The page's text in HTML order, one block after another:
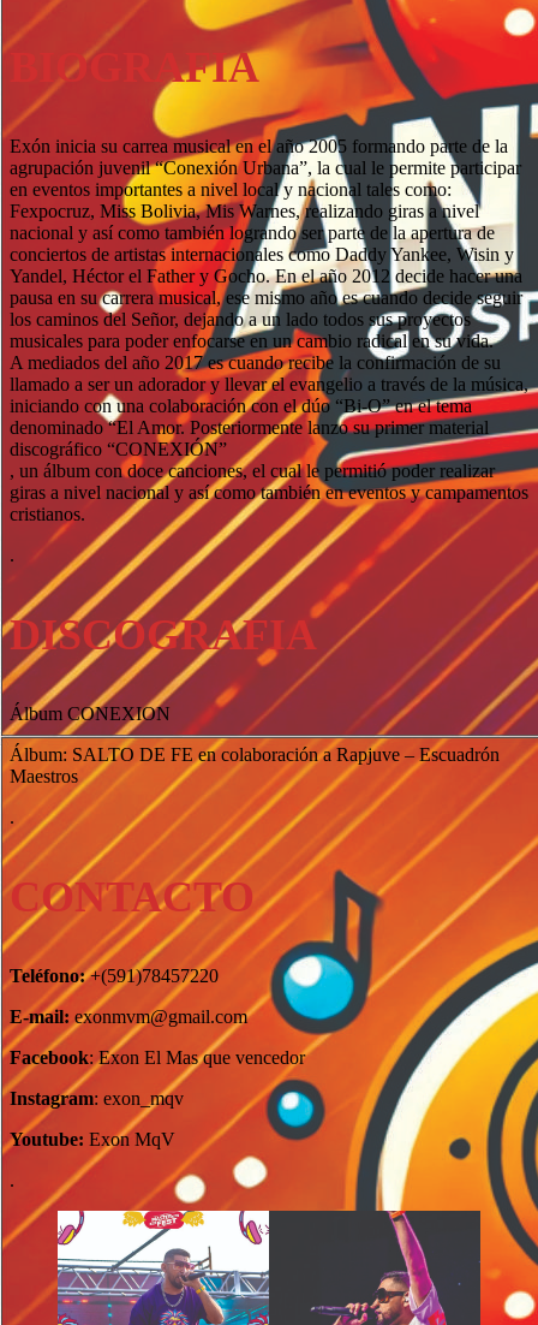
BIOGRAFIA
Exón inicia su carrea musical en el año 2005 formando parte de la
agrupación juvenil “Conexión Urbana”, la cual le permite participar
en eventos importantes a nivel local y nacional tales como:
Fexpocruz, Miss Bolivia, Mis Warnes, realizando giras a nivel
nacional y así como también logrando ser parte de la apertura de
conciertos de artistas internacionales como Daddy Yankee, Wisin y
Yandel, Héctor el Father y Gocho. En el año 2012 decide hacer una
pausa en su carrera musical, ese mismo año es cuando decide seguir
los caminos del Señor, dejando a un lado todos sus proyectos
musicales para poder enfocarse en un cambio radical en su vida.
A mediados del año 2017 es cuando recibe la confirmación de su
llamado a ser un adorador y llevar el evangelio a través de la música,
iniciando con una colaboración con el dúo “Bi-O” en el tema
denominado “El Amor. Posteriormente lanzo su primer material
discográfico “CONEXIÓN”
, un álbum con doce canciones, el cual le permitió poder realizar
giras a nivel nacional y así como también en eventos y campamentos
cristianos.
.
DISCOGRAFIA
Álbum CONEXION
Álbum: SALTO DE FE en colaboración a Rapjuve – Escuadrón
Maestros
.
CONTACTO
Teléfono:+(591)78457220
E-mail: exonmvm@gmail.com
Facebook: Exon El Mas que vencedor
Instagram: exon_mqv
Youtube: Exon MqV
.